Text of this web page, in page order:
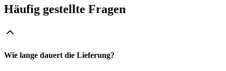
Häufig gestellte Fragen
Wie lange dauert die Lieferung?